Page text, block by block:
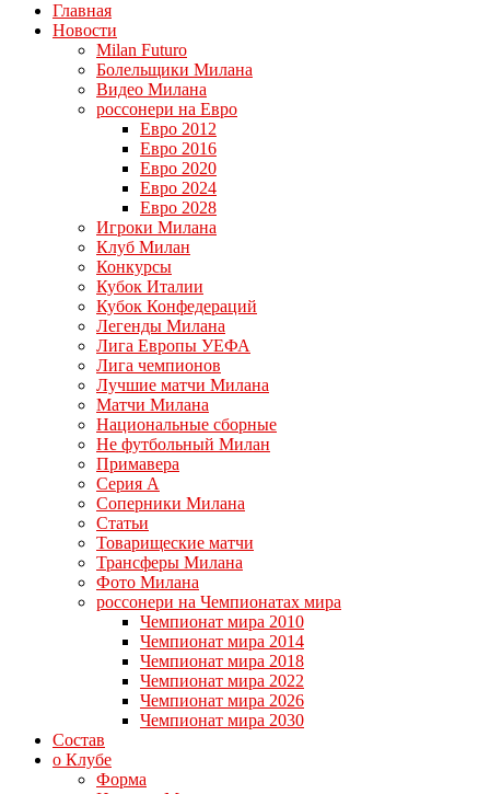
Главная
Новости
Milan Futuro
Болельщики Милана
Видео Милана
россонери на Евро
Евро 2012
Евро 2016
Евро 2020
Евро 2024
Евро 2028
Игроки Милана
Клуб Милан
Конкурсы
Кубок Италии
Кубок Конфедераций
Легенды Милана
Лига Европы УЕФА
Лига чемпионов
Лучшие матчи Милана
Матчи Милана
Национальные сборные
Не футбольный Милан
Примавера
Серия А
Соперники Милана
Статьи
Товарищеские матчи
Трансферы Милана
Фото Милана
россонери на Чемпионатах мира
Чемпионат мира 2010
Чемпионат мира 2014
Чемпионат мира 2018
Чемпионат мира 2022
Чемпионат мира 2026
Чемпионат мира 2030
Состав
о Клубе
Форма